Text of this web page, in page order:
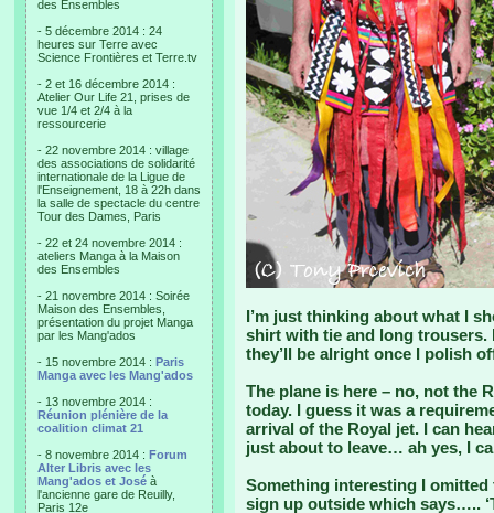
des Ensembles
- 5 décembre 2014 : 24
heures sur Terre avec
Science Frontières et Terre.tv
- 2 et 16 décembre 2014 :
Atelier Our Life 21, prises de
vue 1/4 et 2/4 à la
ressourcerie
- 22 novembre 2014 : village
des associations de solidarité
internationale de la Ligue de
l'Enseignement, 18 à 22h dans
la salle de spectacle du centre
Tour des Dames, Paris
- 22 et 24 novembre 2014 :
ateliers Manga à la Maison
des Ensembles
- 21 novembre 2014 : Soirée
Maison des Ensembles,
présentation du projet Manga
par les Mang'ados
- 15 novembre 2014 : Paris
Manga avec les Mang'ados
- 13 novembre 2014 :
Réunion plénière de la
coalition climat 21
- 8 novembre 2014 : Forum
Alter Libris avec les
Mang'ados et José à
l'ancienne gare de Reuilly,
Paris 12e
I’m just thinking about what I
shirt with tie and long trousers.
they’ll be alright once I polish
The plane is here – no, not the
today. I guess it was a
arrival of the Royal jet. I can
just about to leave… ah yes, I
Something interesting I omitted
sign up outside which says…..